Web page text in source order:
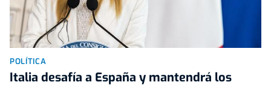
POLÍTICA
Italia desafía a España y mantendrá los